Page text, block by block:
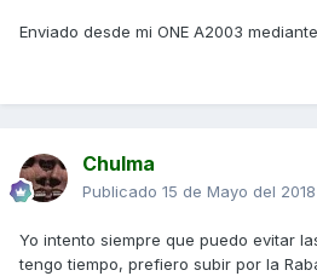
Enviado desde mi ONE A2003
Chulma
Publicado 15 de Mayo del 2018
Yo intento siempre que puedo evitar
tengo tiempo, prefiero subir por la